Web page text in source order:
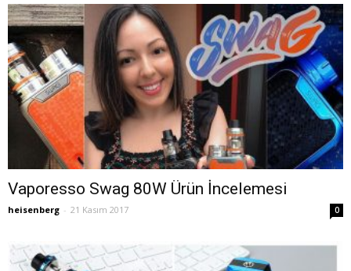
Vaporesso Swag 80W Ürün İncelemesi
heisenberg - 21 Kasım 2017 0